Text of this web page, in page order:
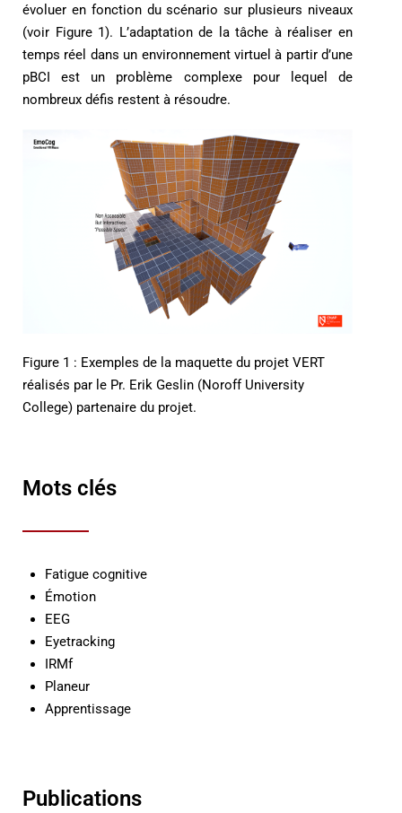
évoluer en fonction du scénario sur plusieurs niveaux
(voir Figure 1). L’adaptation de la tâche à réaliser en
temps réel dans un environnement virtuel à partir d’une
pBCI est un problème complexe pour lequel de
nombreux défis restent à résoudre.
Figure 1 : Exemples de la maquette du projet VERT
réalisés par le Pr. Erik Geslin (Noroff University
College) partenaire du projet.
Mots clés
Fatigue cognitive
Émotion
EEG
Eyetracking
IRMf
Planeur
Apprentissage
Publications